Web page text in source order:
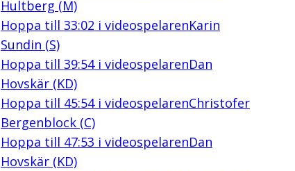
Hultberg (M)
Hoppa till 33:02 i videospelarenKarin
Sundin (S)
Hoppa till 39:54i videospelarenDan
Hovskär (KD)
Hoppa till 45:54i videospelarenChristofer
Bergenblock (C)
Hoppa till 47:53 i videospelarenDan
Hovskär (KD)